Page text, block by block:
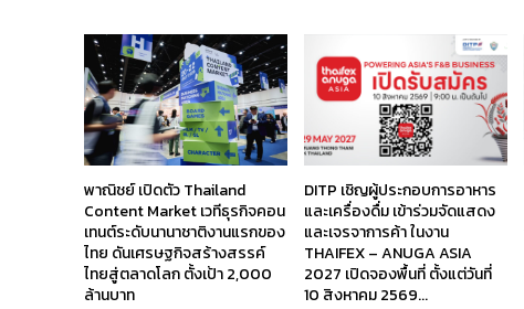
พาณิชย์ เปิดตัว Thailand
Content Market เวทีธุรกิจคอน
เทนต์ระดับนานาชาติงานแรกของ
ไทย ดันเศรษฐกิจสร้างสรรค์
ไทยสู่ตลาดโลก ตั้งเป้า 2,000
ล้านบาท
DITP เชิญผู้ประกอบการอาหาร
และเครื่องดื่ม เข้าร่วมจัดแสดง
และเจรจาการค้า ในงาน
THAIFEX – ANUGA ASIA
2027 เปิดจองพื้นที่ ตั้งแต่วันที่
10 สิงหาคม 2569...